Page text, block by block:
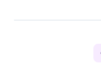
Pairwise, back-
Travaux